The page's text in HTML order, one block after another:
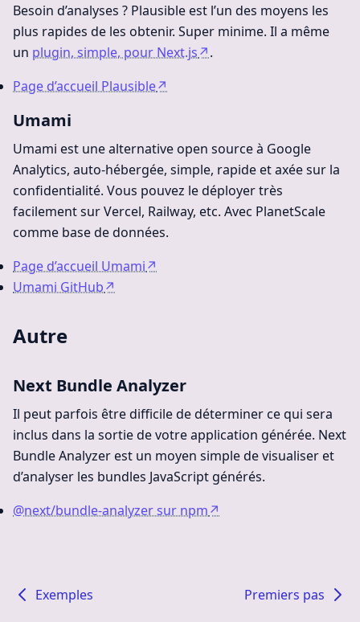
Besoin d’analyses ? Plausible est l’un des moyens les
plus rapides de les obtenir. Super minime. Il a même
un plugin, simple, pour Next.js↗.
Page d’accueil Plausible↗
Umami
Umami est une alternative open source à Google
Analytics, auto-hébergée, simple, rapide et axée sur la
confidentialité. Vous pouvez le déployer très
facilement sur Vercel, Railway, etc. Avec PlanetScale
comme base de données.
Page d’accueil Umami↗
Umami GitHub↗
Autre
Next Bundle Analyzer
Il peut parfois être difficile de déterminer ce qui sera
inclus dans la sortie de votre application générée. Next
Bundle Analyzer est un moyen simple de visualiser et
d’analyser les bundles JavaScript générés.
@next/bundle-analyzer sur npm↗
Exemples Premiers pas